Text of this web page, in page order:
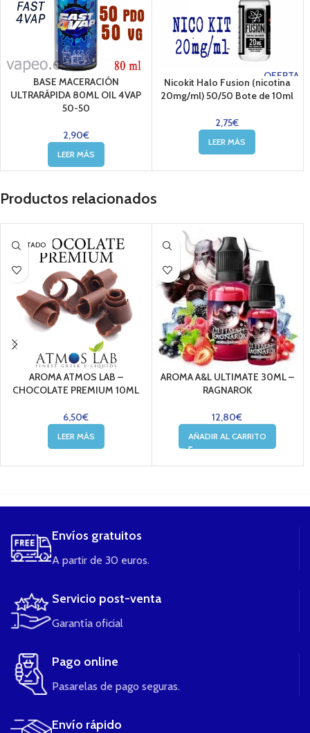
BASE MACERACIÓN
ULTRARÁPIDA 80ML OIL 4VAP
50-50
2,90€
LEER MÁS
OFERTA
Nicokit Halo Fusion (nicotina
20mg/ml) 50/50 Bote de 10ml
2,75€
LEER MÁS
Productos relacionados
AGOTADO
AROMA ATMOS LAB –
CHOCOLATE PREMIUM 10ML
6,50€
LEER MÁS
AROMA A&L ULTIMATE 30ML –
RAGNAROK
12,80€
AÑADIR AL CARRITO
Envíos gratuitos
A partir de 30 euros.
Servicio post-venta
Garantía oficial
Pago online
Pasarelas de pago seguras.
Envío rápido